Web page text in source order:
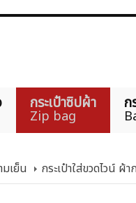
กระเป๋าซิปผ้า
Zip bag
ก
มเย็น กระเป๋าใส่ขวดไวน์ ผ้า